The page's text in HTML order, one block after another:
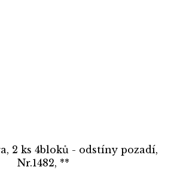
2 ks 4bloků - odstíny pozadí,
Nr.1482, **